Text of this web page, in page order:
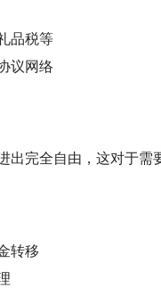
品税等
议网络
出完全自由，这对于
转移